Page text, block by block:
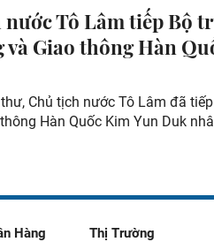
Tô Lâm tiếp Bộ
Giao thông Hàn
Chủ tịch nước Tô Lâm đã
Hàn Quốc Kim Yun Duk
Hàng
Thị Trường